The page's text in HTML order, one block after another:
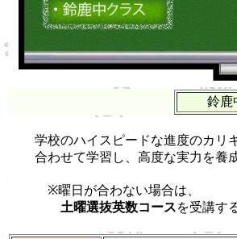
鈴鹿
学校のハイスピードな進度のカリ
合わせて学習し、高度な実力を養成
※曜日が合わない場合は、
土曜選抜英数コースを受講す